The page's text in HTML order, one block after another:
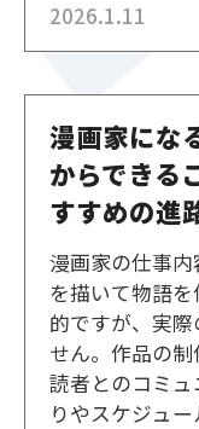
芸術高等学校
海道芸術高等
ならではの特
2026.1.11
漫画家にな
からできる
すすめの進
漫画家の仕事
を描いて物語
的ですが、実
せん。作品の制
読者とのコミ
りやスケジュ